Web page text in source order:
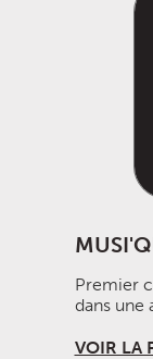
Premier
dans une
VOIR LA